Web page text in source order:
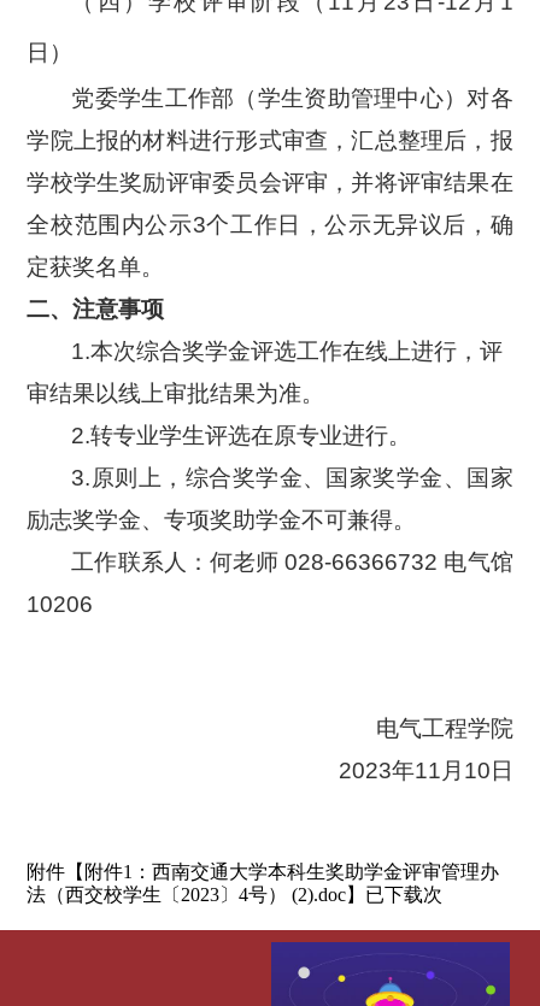
日）
党委学生工作部（学生资助管理中心）对各
学院上报的材料进行形式审查，汇总整理后，报
学校学生奖励评审委员会评审，并将评审结果在
全校范围内公示3个工作日，公示无异议后，确
定获奖名单。
二、注意事项
1.本次综合奖学金评选工作在线上进行，评
审结果以线上审批结果为准。
2.转专业学生评选在原专业进行。
3.原则上，综合奖学金、国家奖学金、国家
励志奖学金、专项奖助学金不可兼得。
工作联系人：何老师 028-66366732 电气馆
10206
电气工程学院
2023年11 月 10 日
附件【 附件1：西南交通大学本科生奖助学金评审管理办
法（西交校学生〔2023〕4号） (2).doc】已下载次